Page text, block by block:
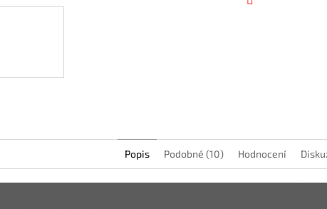
Popis Podobné (10) Hodnocení